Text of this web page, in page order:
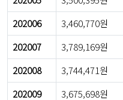
202006
3,460,770원
202007
3,789,169원
202008
3,744,471원
202009
3,675,698원